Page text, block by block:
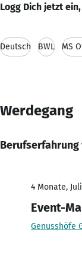
Logg Dich jetzt
Deutsch BWL MS
Werdegang
4 Monate,
Event-
Genusshöfe